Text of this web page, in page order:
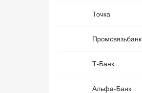
Точка
Промсвязьбанк
Т-Банк
Альфа-Банк